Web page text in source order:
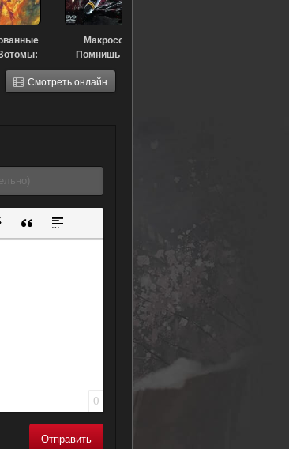
Смотреть онлайн
Макросс:
Помнишь ли
нашу любовь?
(1984)
ссылку
смайликскрытого текста
Вставка цитаты
Вставка спойлера
0
Отправить